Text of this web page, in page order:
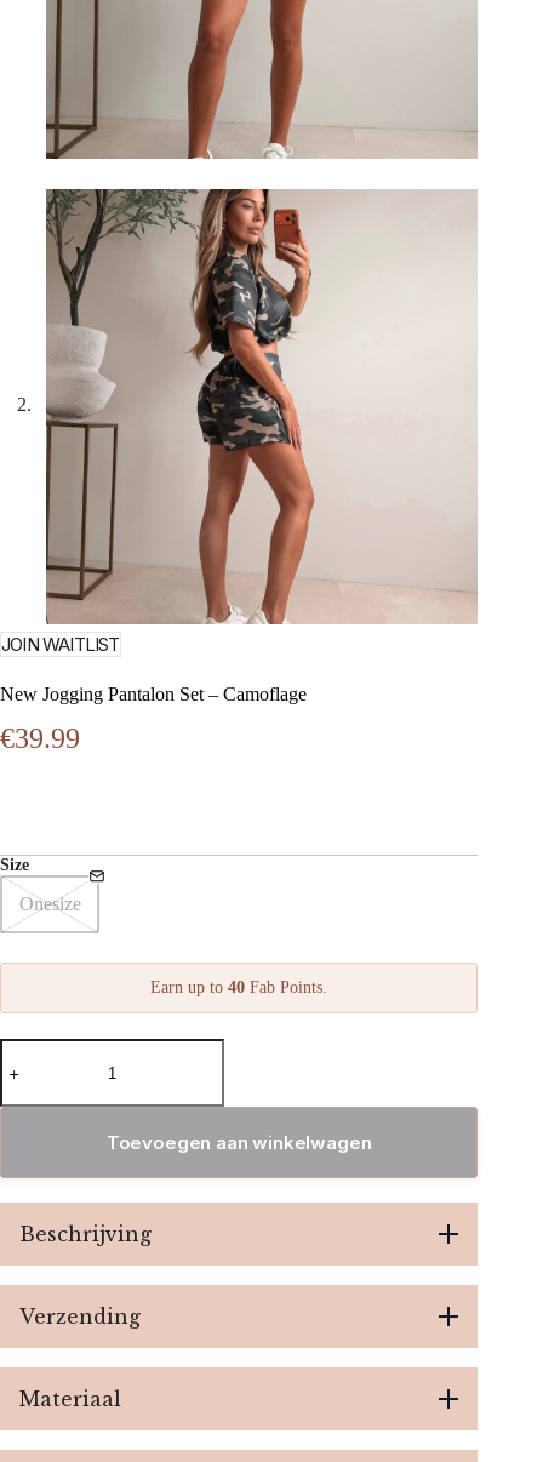
JOIN WAITLIST
New Jogging Pantalon Set – Camoflage
€39.99
Size
Onesize
Earn up to40 Fab Points.
New
Jogging
Set
aantal
Toevoegen aan winkelwagen
Beschrijving
Verzending
Materiaal